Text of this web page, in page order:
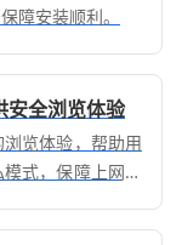
障安装顺利。
安全浏览体验
览体验，帮助用
式，保障上网时